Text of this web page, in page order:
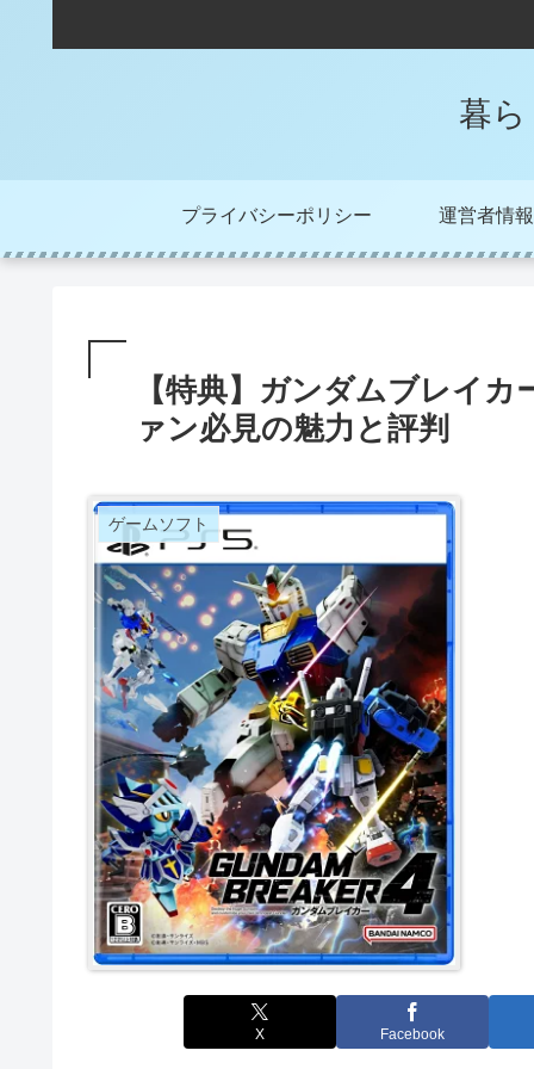
暮
プライバシーポリシー 運営者情報
【特典】ガンダムブレイ
ァン必見の魅力と評判
ゲームソフト
X Facebook